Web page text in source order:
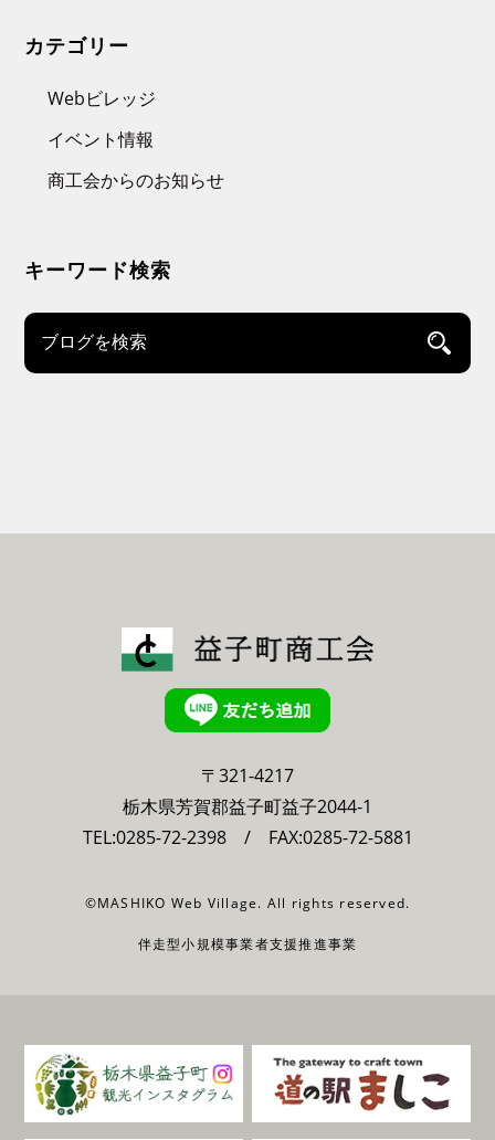
カテゴリー
Webビレッジ
イベント情報
商工会からのお知らせ
キーワード検索
〒321-4217
栃木県芳賀郡益子町益子2044-1
TEL:0285-72-2398/ FAX:0285-72-5881
©MASHIKO Web Village. All rights reserved.
伴走型小規模事業者支援推進事業